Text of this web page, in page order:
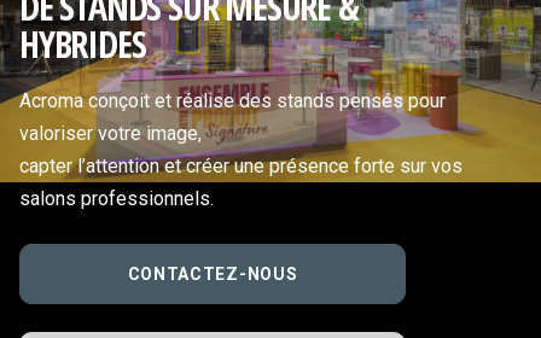
HYBRIDES
Acroma conçoit et réalise des stands pensés pour
valoriser votre image,
capter l’attention et créer une présence forte sur vos
salons professionnels.
CONTACTEZ-NOUS